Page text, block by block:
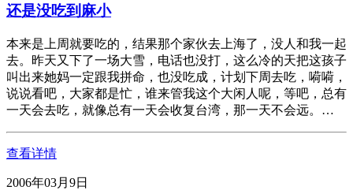
还是没吃到麻小
本来是上周就要吃的，结果那个家伙去上海了，没人和我一起
去。昨天又下了一场大雪，电话也没打，这么冷的天把这孩子
叫出来她妈一定跟我拼命，也没吃成，计划下周去吃，嗬嗬，
说说看吧，大家都是忙，谁来管我这个大闲人呢，等吧，总有
一天会去吃，就像总有一天会收复台湾，那一天不会远。…
查看详情
2006年03月9日